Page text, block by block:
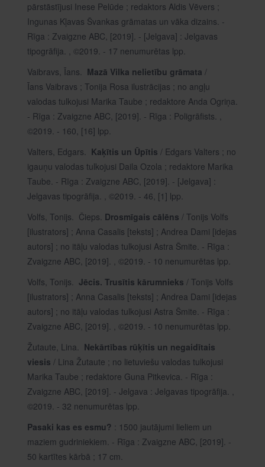
pārstāstījusi Inese Pelūde ; redaktors Aldis Vēvers ;
Ingunas Kļavas Švankas grāmatas un vāka dizains. -
Rīga : Zvaigzne ABC, [2019]. - [Jelgava] : Jelgavas
tipogrāfija. , ©2019. - 17 nenumurētas lpp.
Vaibravs, Īans. Mazā Vilka nelietību grāmata /
Īans Vaibravs ; Tonija Rosa ilustrācijas ; no angļu
valodas tulkojusi Marika Taube ; redaktore Anda Ogriņa.
- Rīga : Zvaigzne ABC, [2019]. - Rīga : Poligrāfists. ,
©2019. - 160, [16] lpp.
Valters, Edgars. Kaķītis un Ūpītis / Edgars Valters ; no
igauņu valodas tulkojusi Daila Ozola ; redaktore Marika
Taube. - Rīga : Zvaigzne ABC, [2019]. - [Jelgava] :
Jelgavas tipogrāfija. , ©2019. - 46, [1] lpp.
Volfs, Tonijs. Čieps. Drosmīgais cālēns / Tonijs Volfs
[ilustrators] ; Anna Casalis [teksts] ; Andrea Dami [idejas
autors] ; no itāļu valodas tulkojusi Astra Šmite. - Rīga :
Zvaigzne ABC, [2019]. , ©2019. - 10 nenumurētas lpp.
Volfs, Tonijs. Jēcis. Trusītis kārumnieks / Tonijs Volfs
[ilustrators] ; Anna Casalis [teksts] ; Andrea Dami [idejas
autors] ; no itāļu valodas tulkojusi Astra Šmite. - Rīga :
Zvaigzne ABC, [2019]. , ©2019. - 10 nenumurētas lpp.
Žutaute, Lina. Nekārtības rūķītis un negaidītais
viesis / Lina Žutaute ; no lietuviešu valodas tulkojusi
Marika Taube ; redaktore Guna Pitkevica. - Rīga :
Zvaigzne ABC, [2019]. - Jelgava : Jelgavas tipogrāfija. ,
©2019. - 32 nenumurētas lpp.
Pasaki kas es esmu? : 1500 jautājumi lieliem un
maziem gudriniekiem. - Rīga : Zvaigzne ABC, [2019]. -
50 kartītes kārbā ; 17 cm.